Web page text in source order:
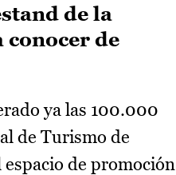
de la
de
ya las 100.000
de Turismo de
de promoción